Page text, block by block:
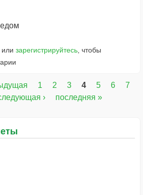
зарегистрируйтесь, чтобы
1 2 3 4 5 6
7
› последняя »